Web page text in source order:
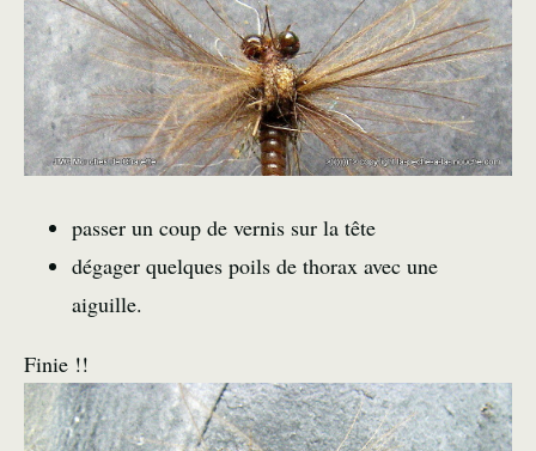
passer un coup de vernis sur la tête
dégager quelques poils de thorax avec une
aiguille.
Finie !!